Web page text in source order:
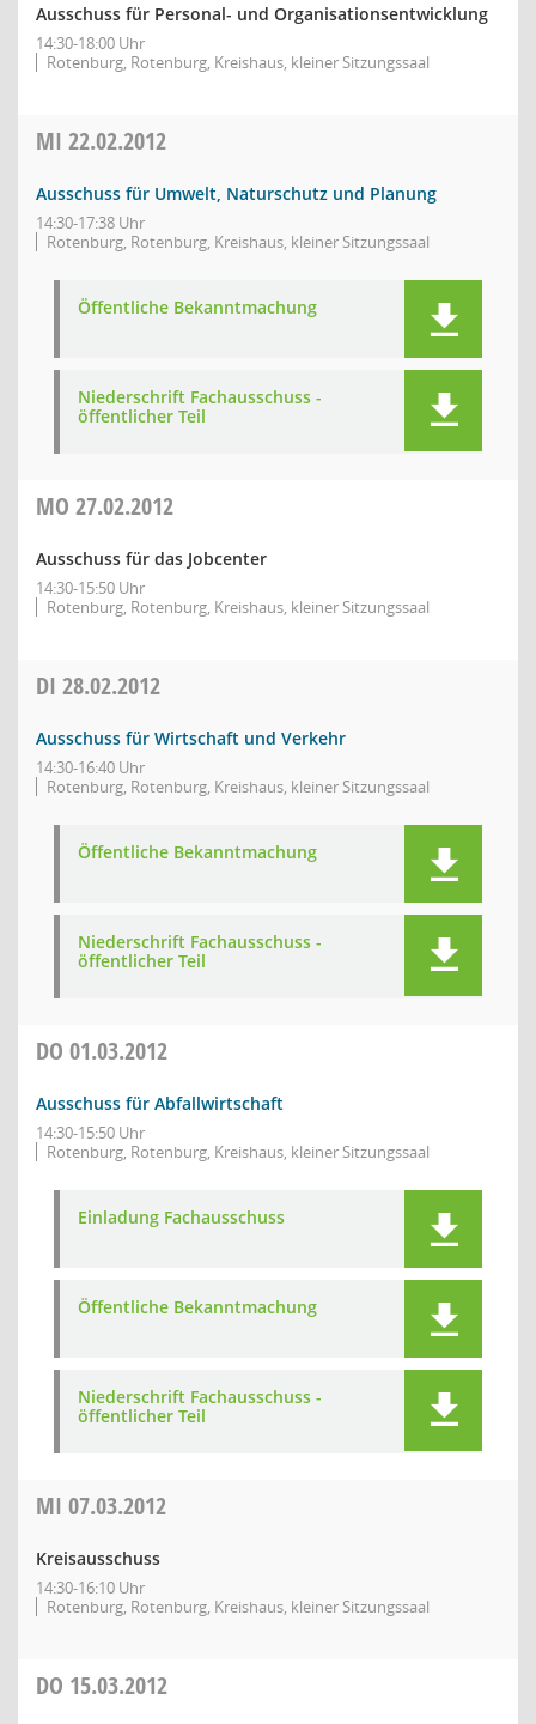
Ausschuss für Personal- und Organisationsentwicklung
14:30-18:00 Uhr
Rotenburg, Rotenburg, Kreishaus, kleiner Sitzungssaal
MI 22.02.2012
Ausschuss für Umwelt, Naturschutz und Planung
14:30-17:38 Uhr
Rotenburg, Rotenburg, Kreishaus, kleiner Sitzungssaal
Öffentliche Bekanntmachung
Niederschrift Fachausschuss -
öffentlicher Teil
MO 27.02.2012
Ausschuss für das Jobcenter
14:30-15:50 Uhr
Rotenburg, Rotenburg, Kreishaus, kleiner Sitzungssaal
DI 28.02.2012
Ausschuss für Wirtschaft und Verkehr
14:30-16:40 Uhr
Rotenburg, Rotenburg, Kreishaus, kleiner Sitzungssaal
Öffentliche Bekanntmachung
Niederschrift Fachausschuss -
öffentlicher Teil
DO 01.03.2012
Ausschuss für Abfallwirtschaft
14:30-15:50 Uhr
Rotenburg, Rotenburg, Kreishaus, kleiner Sitzungssaal
Einladung Fachausschuss
Öffentliche Bekanntmachung
Niederschrift Fachausschuss -
öffentlicher Teil
MI 07.03.2012
Kreisausschuss
14:30-16:10 Uhr
Rotenburg, Rotenburg, Kreishaus, kleiner Sitzungssaal
DO 15.03.2012